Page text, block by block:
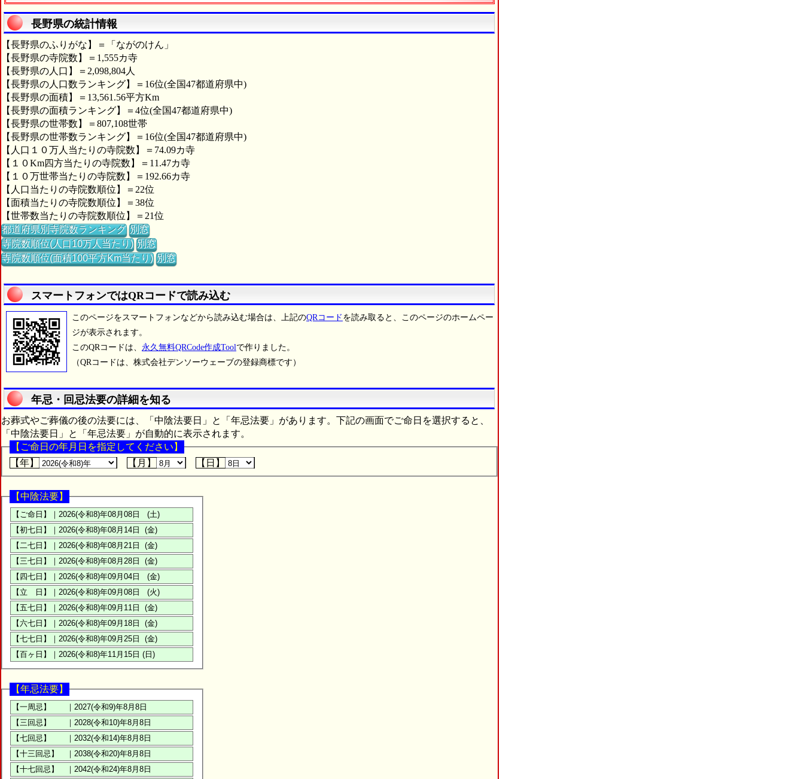
長野県の統計情報
【長野県のふりがな】＝「ながのけん」
【長野県の寺院数】＝1,555カ寺
【長野県の人口】＝2,098,804人
【長野県の人口数ランキング】＝16位(全国47都道府県中)
【長野県の面積】＝13,561.56平方Km
【長野県の面積ランキング】＝4位(全国47都道府県中)
【長野県の世帯数】＝807,108世帯
【長野県の世帯数ランキング】＝16位(全国47都道府県中)
【人口１０万人当たりの寺院数】＝74.09カ寺
【１０Km四方当たりの寺院数】＝11.47カ寺
【１０万世帯当たりの寺院数】＝192.66カ寺
【人口当たりの寺院数順位】＝22位
【面積当たりの寺院数順位】＝38位
【世帯数当たりの寺院数順位】＝21位
都道府県別寺院数ランキング 別窓
寺院数順位(人口10万人当たり) 別窓
寺院数順位(面積100平方Km当たり) 別窓
スマートフォンではQRコードで読み込む
このページをスマートフォンなどから読み込む場合は、上記のQRコード を読み取ると、このページのホームペー
ジが表示されます。
このQRコードは、 永久無料QRCode作成Tool で作りました。
（QRコードは、株式会社デンソーウェーブの登録商標です）
年忌・回忌法要の詳細を知る
お葬式やご葬儀の後の法要には、「中陰法要日」と「年忌法要」があります。下記の画面でご命日を選択すると、
「中陰法要日」と「年忌法要」が自動的に表示されます。
【ご命日の年月日を指定してください】
【年】
【月】 【日】
【中陰法要】
【年忌法要】